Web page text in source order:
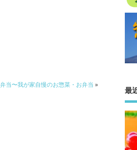
当〜我が家自慢のお惣菜・お弁当 »
最